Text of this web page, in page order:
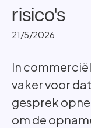
risico's
21/5/2026
In
vaker voor
gesprek
om de